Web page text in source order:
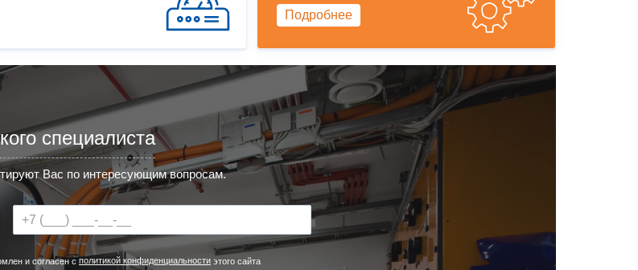
Подробнее
специалиста
Вас по интересующим вопросам.
и согласен с политикой конфиденциальности этого сайта